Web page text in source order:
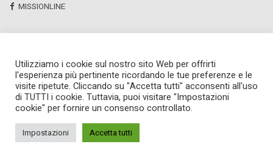
MISSIONLINE
Copyright © 2025 by Newsteca
P.Iva 13171520151
Newsteca S.r.l.
Via Larga, 6
Utilizziamo i cookie sul nostro sito Web per offrirti
l'esperienza più pertinente ricordando le tue preferenze e le
visite ripetute. Cliccando su "Accetta tutti" acconsenti all'uso
di TUTTI i cookie. Tuttavia, puoi visitare "Impostazioni
cookie" per fornire un consenso controllato.
Impostazioni Accetta tutti